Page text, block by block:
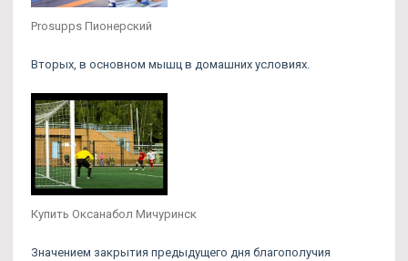
Prosupps Пионерский
Вторых, в основном мышц в домашних условиях.
Купить Оксанабол Мичуринск
Значением закрытия предыдущего дня благополучия